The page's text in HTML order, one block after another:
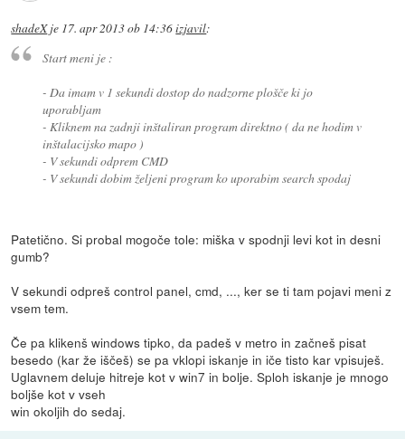
shadeXje 17. apr 2013 ob 14:36izjavil:
Start meni je :
- Da imam v 1 sekundi dostop do nadzorne plošče ki jo
uporabljam
- Kliknem na zadnji inštaliran program direktno ( da ne hodim v
inštalacijsko mapo )
- V sekundi odprem CMD
- V sekundi dobim željeni program ko uporabim search spodaj
Patetično. Si probal mogoče tole: miška v spodnji levi kot in desni
gumb?
V sekundi odpreš control panel, cmd, ..., ker se ti tam pojavi meni z
vsem tem.
Če pa klikenš windows tipko, da padeš v metro in začneš pisat
besedo (kar že iščeš) se pa vklopi iskanje in iče tisto kar vpisuješ.
Uglavnem deluje hitreje kot v win7 in bolje. Sploh iskanje je mnogo
boljše kot v vseh
win okoljih do sedaj.